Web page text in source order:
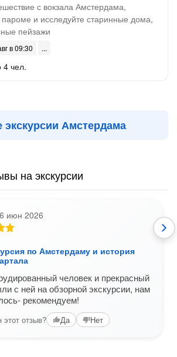
с вокзала Амстердама,
пароме и исследуйте старинные дома,
пейзажи
в 09:30
4 чел.
экскурсии Амстердама
на экскурсии
6 июн 2026
по Амстердаму и история
человек и прекрасный
с ней на обзорной экскурсии, нам
рекомендуем!
отзыв? Да Нет